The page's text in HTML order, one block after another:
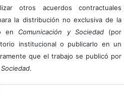
otros acuerdos contractuales
la distribución no exclusiva de la
en Comunicación y Sociedad(por
institucional o publicarlo en un
que el trabajo se publicó por
.